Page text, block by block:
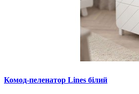
Комод-пеленатор Lines білий